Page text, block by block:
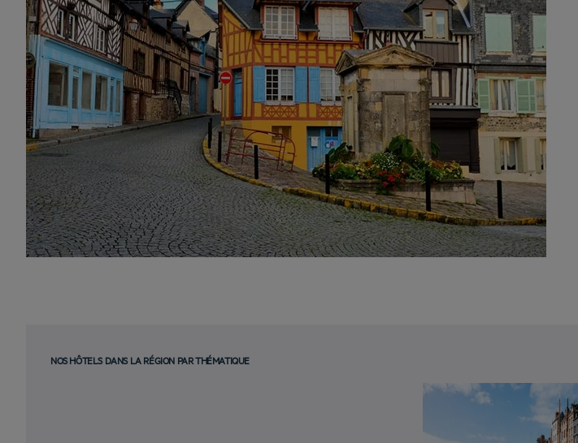
NOS HÔTELS DANS LA RÉGION PAR THÉMATIQUE